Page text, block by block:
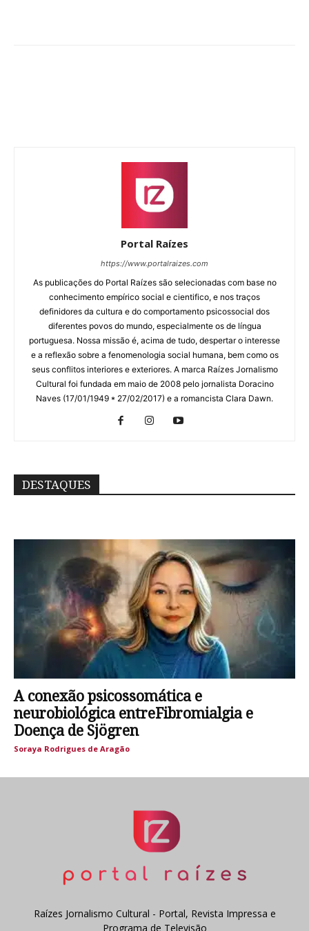
Portal Raízes
https://www.portalraizes.com
As publicações do Portal Raízes são selecionadas com base no
conhecimento empírico social e cientifico, e nos traços
definidores da cultura e do comportamento psicossocial dos
diferentes povos do mundo, especialmente os de língua
portuguesa. Nossa missão é, acima de tudo, despertar o interesse
e a reflexão sobre a fenomenologia social humana, bem como os
seus conflitos interiores e exteriores. A marca Raízes Jornalismo
Cultural foi fundada em maio de 2008 pelo jornalista Doracino
Naves (17/01/1949 * 27/02/2017) e a romancista Clara Dawn.
DESTAQUES
A conexão psicossomática e
neurobiológica entreFibromialgia e
Doença de Sjögren
Soraya Rodrigues de Aragão
Raízes Jornalismo Cultural - Portal, Revista Impressa e
Programa de Televisão